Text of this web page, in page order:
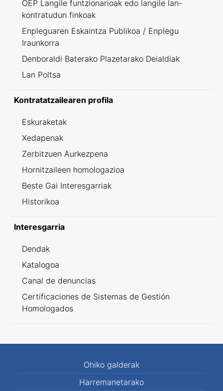
OEP Langile funtzionarioak edo langile lan-
kontratudun finkoak
Enpleguaren Eskaintza Publikoa / Enplegu
Iraunkorra
Denboraldi Baterako Plazetarako Deialdiak
Lan Poltsa
Kontratatzailearen profila
Eskuraketak
Xedapenak
Zerbitzuen Aurkezpena
Hornitzaileen homologazioa
Beste Gai Interesgarriak
Historikoa
Interesgarria
Dendak
Katalogoa
Canal de denuncias
Certificaciones de Sistemas de Gestión
Homologados
Ohiko galderak
Harremanetarako